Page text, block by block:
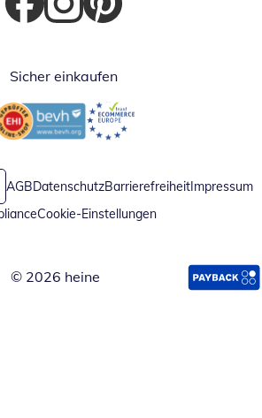
Öffnet in neuem Fenster
Öffnet in neuem Fenster
Öffnet in neuem Fenster
Sicher einkaufen
Öffnet in neuem FensterÖffnet in neuem Fenster
AGBDatenschutzBarrierefreiheitImpressum
Cookie-Einstellungen
© 2026 heine